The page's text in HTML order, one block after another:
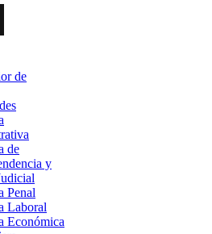
de
de
y
Penal
Laboral
Económica